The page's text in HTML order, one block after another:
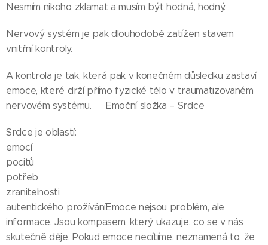
Nesmím nikoho zklamat a musím být hodná, hodný.
Nervový systém je pak dlouhodobě zatížen stavem
vnitřní kontroly.
A kontrola je tak, která pak v konečném důsledku zastaví
emoce, které drží přímo fyzické tělo v traumatizovaném
nervovém systému.🌺 Emoční složka – Srdce
Srdce je oblastí:
emocí
pocitů
potřeb
zranitelnosti
autentického prožíváníEmoce nejsou problém, ale
informace. Jsou kompasem, který ukazuje, co se v nás
skutečně děje. Pokud emoce necítíme, neznamená to, že